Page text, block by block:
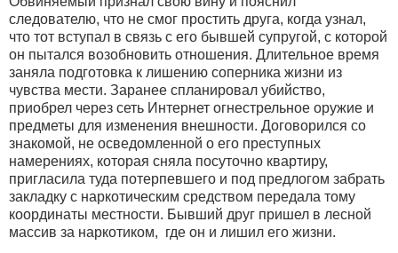
следователю, что не смог простить друга, когда узнал,
что тот вступал в связь с его бывшей супругой, с которой
он пытался возобновить отношения. Длительное время
заняла подготовка к лишению соперника жизни из
чувства мести. Заранее спланировал убийство,
приобрел через сеть Интернет огнестрельное оружие и
предметы для изменения внешности. Договорился со
знакомой, не осведомленной о его преступных
намерениях, которая сняла посуточно квартиру,
пригласила туда потерпевшего и под предлогом забрать
закладку с наркотическим средством передала тому
координаты местности. Бывший друг пришел в лесной
массив за наркотиком, где он и лишил его жизни.